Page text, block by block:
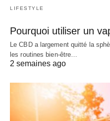
LIFESTYLE
Pourquoi utiliser un
Le CBD a largement quitté la
les routines bien-être…
2 semaines ago